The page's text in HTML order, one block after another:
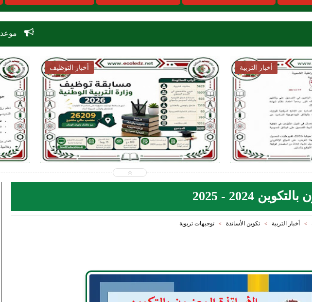
موعد الدخول المدرسي 2026-2027
2026-07-28
ecoledz.net
أخبار التربية
ecoledz.net
2024 - 2025
> أخبار التربية > تكوين الأساتذة > توجيهات تربوية